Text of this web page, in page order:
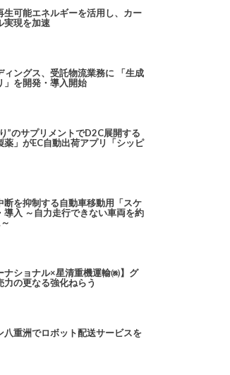
生可能エネルギーを活用し、カー
実現を加速
ィングス、受託物流業務に 「生成
」を開発・導入開始
”のサプリメントでD2C展開する
薬」がEC自動出荷アプリ「シッピ
断を抑制する自動車移動用「スケ
導入 ～自力走行できない車両を約
ナショナル×星清重機運輸㈱】グ
力の更なる強化ねらう
八重洲でロボット配送サービスを